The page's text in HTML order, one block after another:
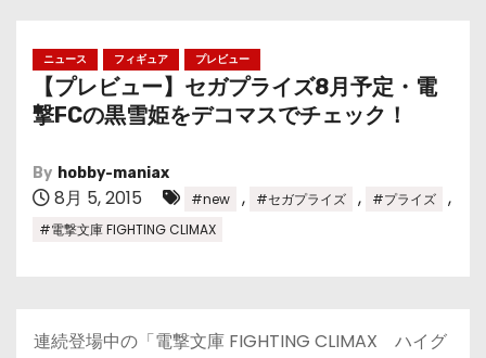
ニュース フィギュア プレビュー
【プレビュー】セガプライズ8月予定・電
撃FCの黒雪姫をデコマスでチェック！
By hobby-maniax
8月 5, 2015 #new , #セガプライズ , #プライズ ,
#電撃文庫 FIGHTING CLIMAX
連続登場中の「電撃文庫 FIGHTING CLIMAX ハイグ